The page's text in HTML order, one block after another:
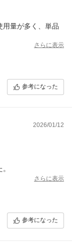
用量が多く、単品
さらに表示
参考になった
2026/01/12
さらに表示
参考になった